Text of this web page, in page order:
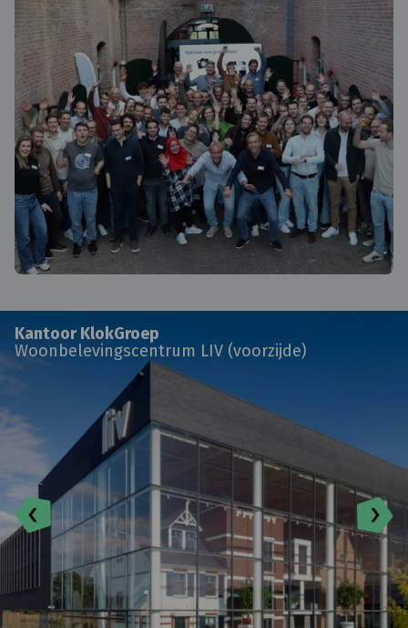
Kantoor KlokGroep
Woonbelevingscentrum LIV (voorzijde)